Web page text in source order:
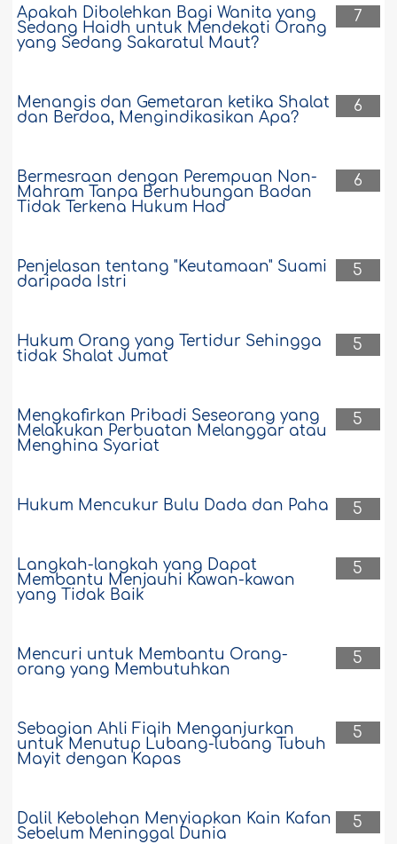
7
Apakah Dibolehkan Bagi Wanita yang
Sedang Haidh untuk Mendekati Orang
yang Sedang Sakaratul Maut?
6
Menangis dan Gemetaran ketika Shalat
dan Berdoa, Mengindikasikan Apa?
6
Bermesraan dengan Perempuan Non-
Mahram Tanpa Berhubungan Badan
Tidak Terkena Hukum Had
5
Penjelasan tentang "Keutamaan" Suami
daripada Istri
5
Hukum Orang yang Tertidur Sehingga
tidak Shalat Jumat
5
Mengkafirkan Pribadi Seseorang yang
Melakukan Perbuatan Melanggar atau
Menghina Syariat
5
Hukum Mencukur Bulu Dada dan Paha
5
Langkah-langkah yang Dapat
Membantu Menjauhi Kawan-kawan
yang Tidak Baik
5
Mencuri untuk Membantu Orang-
orang yang Membutuhkan
5
Sebagian Ahli Fiqih Menganjurkan
untuk Menutup Lubang-lubang Tubuh
Mayit dengan Kapas
5
Dalil Kebolehan Menyiapkan Kain Kafan
Sebelum Meninggal Dunia